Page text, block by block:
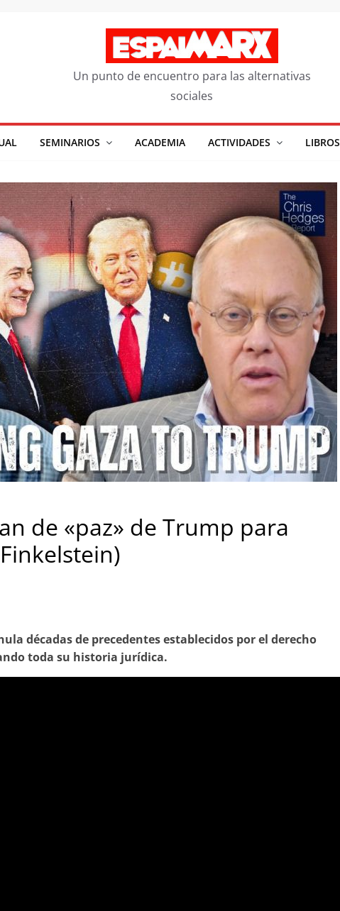
Un punto de encuentro para las alternativas
sociales
SEMINARIOS ACADEMIA ACTIVIDADES LIBROS
de «paz» de Trump para
décadas de precedentes establecidos por el derecho
toda su historia jurídica.